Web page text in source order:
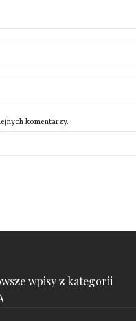
komentarzy.
wpisy z kategorii